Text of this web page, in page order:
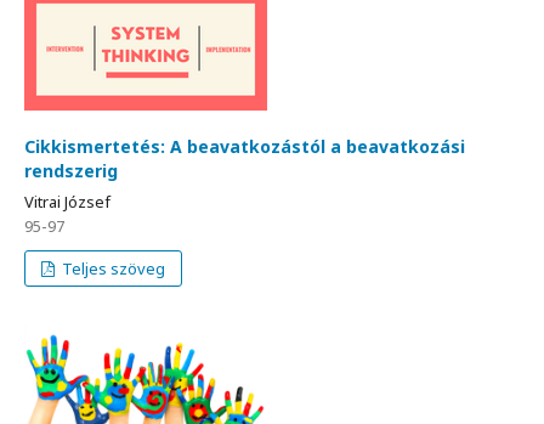
Cikkismertetés: A beavatkozástól a beavatkozási
rendszerig
Vitrai József
95-97
Teljes szöveg